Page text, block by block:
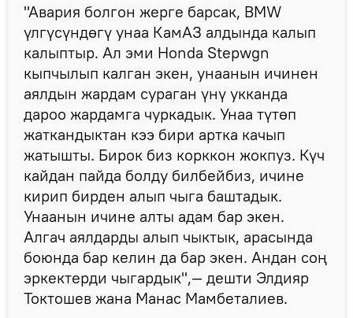
"Авария болгон жерге барсак, BMW
үлгүсүндөгү унаа КамАЗ алдында калып
калыптыр. Ал эми Honda Stepwgn
кыпчылып калган экен, унаанын ичинен
аялдын жардам сураган үнү укканда
дароо жардамга чуркадык. Унаа түтөп
жаткандыктан кээ бири артка качып
жатышты. Бирок биз корккон жокпуз. Күч
кайдан пайда болду билбейбиз, ичине
кирип бирден алып чыга баштадык.
Унаанын ичине алты адам бар экен.
Алгач аялдарды алып чыктык, арасында
боюнда бар келин да бар экен. Андан соң
эркектерди чыгардык",— дешти Элдияр
Токтошев жана Манас Мамбеталиев.